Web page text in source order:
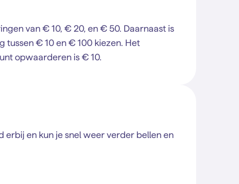
van € 10, € 20, en € 50. Daarnaast is
tussen € 10 en € 100 kiezen. Het
opwaarderen is € 10.
erbij en kun je snel weer verder bellen en